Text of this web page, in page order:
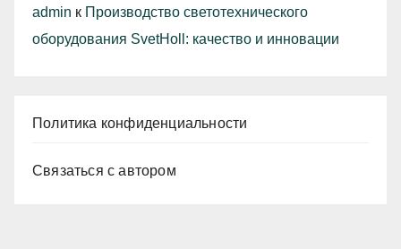
admin к Производство светотехнического
оборудования SvetHoll: качество и инновации
Политика конфиденциальности
Связаться с автором